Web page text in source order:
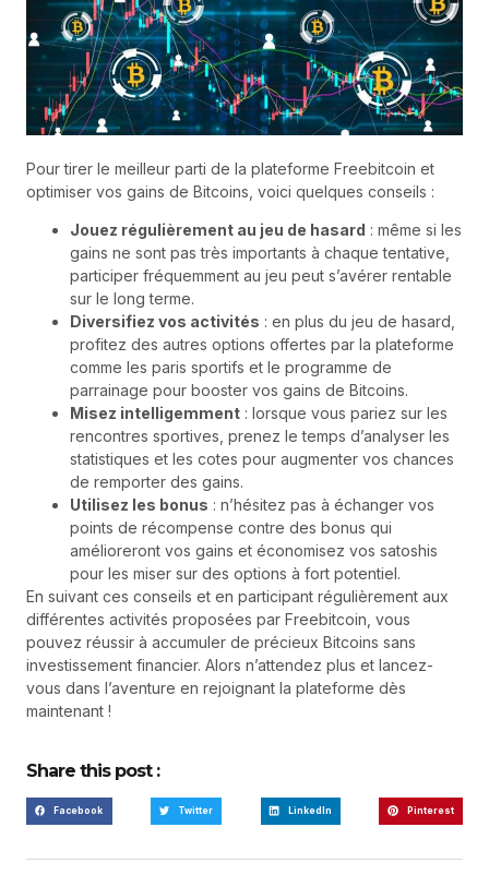
Pour tirer le meilleur parti de la plateforme Freebitcoin et
optimiser vos gains de Bitcoins, voici quelques conseils :
Jouez régulièrement au jeu de hasard : même si les
gains ne sont pas très importants à chaque tentative,
participer fréquemment au jeu peut s’avérer rentable
sur le long terme.
Diversifiez vos activités : en plus du jeu de hasard,
profitez des autres options offertes par la plateforme
comme les paris sportifs et le programme de
parrainage pour booster vos gains de Bitcoins.
Misez intelligemment : lorsque vous pariez sur les
rencontres sportives, prenez le temps d’analyser les
statistiques et les cotes pour augmenter vos chances
de remporter des gains.
Utilisez les bonus : n’hésitez pas à échanger vos
points de récompense contre des bonus qui
amélioreront vos gains et économisez vos satoshis
pour les miser sur des options à fort potentiel.
En suivant ces conseils et en participant régulièrement aux
différentes activités proposées par Freebitcoin, vous
pouvez réussir à accumuler de précieux Bitcoins sans
investissement financier. Alors n’attendez plus et lancez-
vous dans l’aventure en rejoignant la plateforme dès
maintenant !
Share this post :
Facebook Twitter LinkedIn Pinterest